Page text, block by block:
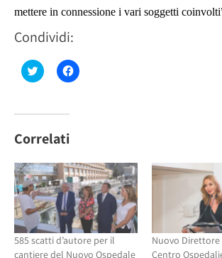
mettere in connessione i vari soggetti
Condividi:
Fai
clic
su
(Si
apre
una
nuova
finestra)
Fai
clic
nuova
finestra)
Correlati
585 scatti d’autore per il
cantiere del Nuovo Ospedale
Nuovo Direttore
Centro